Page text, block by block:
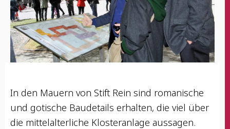
In den Mau­ern von Stift Rein sind roma­ni­sche
und goti­sche Bau­de­tails erhal­ten, die viel über
die mit­tel­al­ter­li­che Klos­ter­an­la­ge aus­sa­gen.